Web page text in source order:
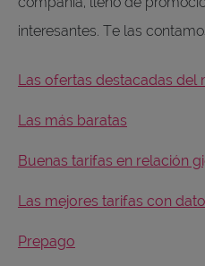
interesantes. Te las
Las ofertas destacadas del
Las más baratas
Buenas tarifas en relación
Las mejores tarifas con
Prepago